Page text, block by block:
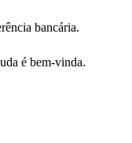
bancária.
é bem-vinda.